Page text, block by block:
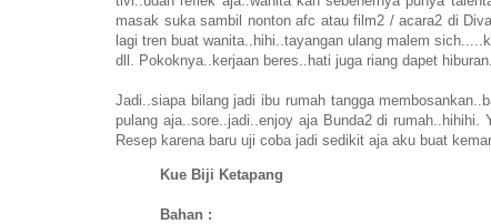
masak suka sambil nonton afc atau film2 / acara2 di
lagi tren buat wanita..hihi..tayangan ulang malem
dll. Pokoknya..kerjaan beres..hati juga riang dapet
Jadi..siapa bilang jadi ibu rumah tangga
pulang aja..sore..jadi..enjoy aja Bunda2 di
Resep karena baru uji coba jadi sedikit aja aku buat
Kue Biji Ketapang
Bahan :